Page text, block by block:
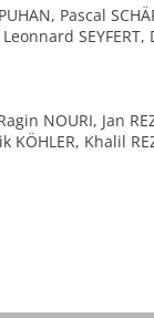
Pascal
SEYFERT,
NOURI, Jan
KÖHLER, Khalil